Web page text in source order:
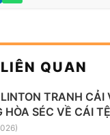
QUAN
TRANH CẢI
HÒA SÉC VỀ CÁI